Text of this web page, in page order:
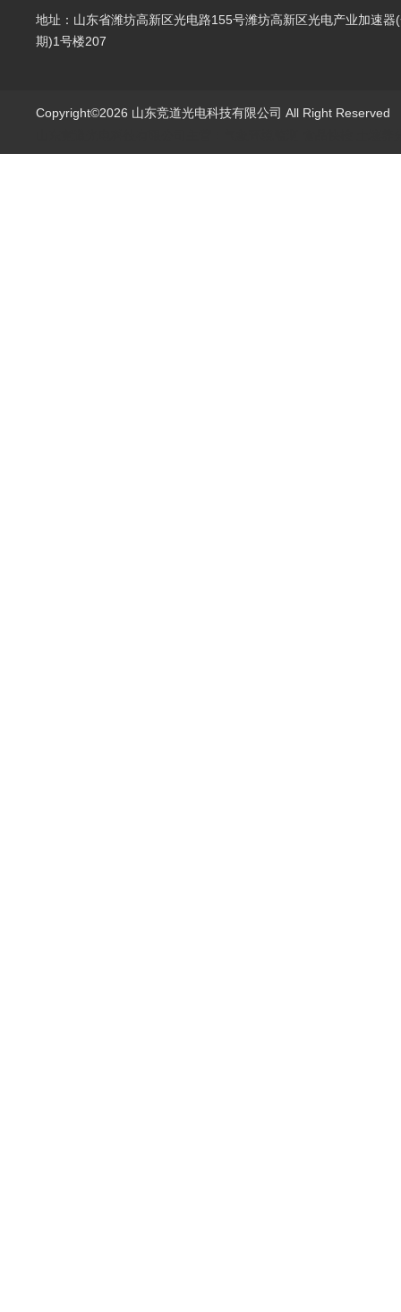
地址：山东省潍坊高新区光电路155号潍坊高新区光电产业加速器
期)1号楼207
Copyright©2026 山东竞道光电科技有限公司 All Right